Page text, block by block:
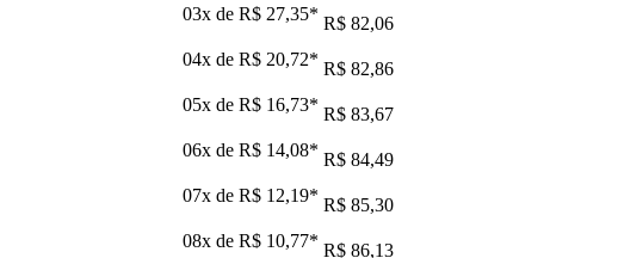
03x de R$ 27,35* R$ 82,06
04x de R$ 20,72* R$ 82,86
05x de R$ 16,73* R$ 83,67
06x de R$ 14,08* R$ 84,49
07x de R$ 12,19* R$ 85,30
08x de R$ 10,77* R$ 86,13